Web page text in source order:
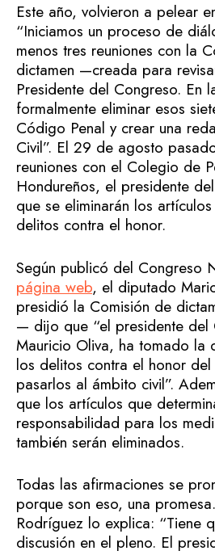
Este año, volvieron a pelear
“Iniciamos un proceso de
menos tres reuniones con la
dictamen —creada para
Presidente del Congreso. En
formalmente eliminar esos
Código Penal y crear una
Civil”. El 29 de agosto
reuniones con el Colegio de
Hondureños, el presidente
que se eliminarán los
delitos contra el honor.
Según publicó del Congreso
página web, el diputado
presidió la Comisión de
— dijo que “el presidente del
Mauricio Oliva, ha tomado la
los delitos contra el honor
pasarlos al ámbito civil”.
que los artículos que
responsabilidad para los
también serán eliminados.
Todas las afirmaciones se
porque son eso, una
Rodríguez lo explica: “Tiene
discusión en el pleno. El